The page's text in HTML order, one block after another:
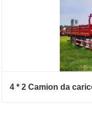
4 * 2 Camion da